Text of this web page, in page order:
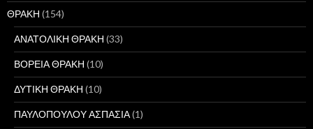
ΘΡΑΚΗ (154)
ΑΝΑΤΟΛΙΚΗ ΘΡΑΚΗ (33)
ΒΟΡΕΙΑ ΘΡΑΚΗ (10)
ΔΥΤΙΚΗ ΘΡΑΚΗ (10)
ΠΑΥΛΟΠΟΥΛΟΥ ΑΣΠΑΣΙΑ(1)